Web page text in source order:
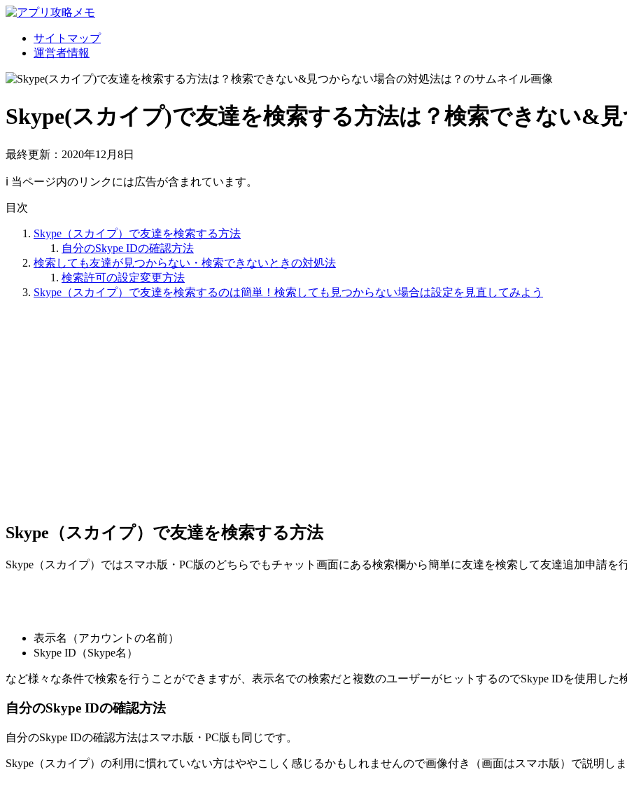
サイトマップ
運営者情報
Skype(スカイプ)で友達を検索する方法は？検索できない&
最終更新：2020年12月8日
ℹ︎ 当ページ内のリンクには広告が含まれています。
目次
Skype（スカイプ）で友達を検索する方法
自分のSkype IDの確認方法
検索しても友達が見つからない・検索できないときの対処法
検索許可の設定変更方法
Skype（スカイプ）で友達を検索するのは簡単！検索しても見つからない場合は設定を見直してみよう
Skype（スカイプ）で友達を検索する方法
Skype（スカイプ）ではスマホ版・PC版のどちらでもチャット画面にある検索欄から簡単に友達を検索して友達追加申請を
表示名（アカウントの名前）
Skype ID（Skype名）
など様々な条件で検索を行うことができますが、表示名での検索だと複数のユーザーがヒットするのでSkype IDを使用した
自分のSkype IDの確認方法
自分のSkype IDの確認方法はスマホ版・PC版も同じです。
Skype（スカイプ）の利用に慣れていない方はややこしく感じるかもしれませんので画像付き（画面はスマホ版）で説明しま